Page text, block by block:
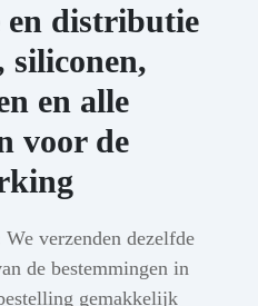
en distributie
siliconen,
en alle
voor de
We verzenden dezelfde
de bestemmingen in
gemakkelijk